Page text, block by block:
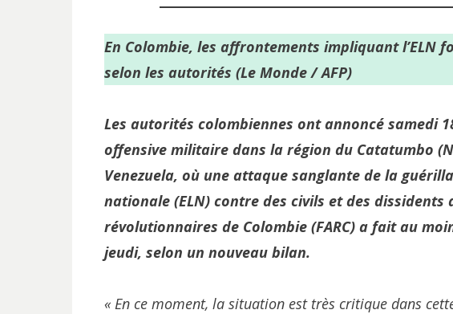
En Colombie, les affrontements impliquant l’ELN
selon les autorités (Le Monde / AFP)
Les autorités colombiennes ont annoncé samedi
offensive militaire dans la région du Catatumbo
Venezuela, où une attaque sanglante de la
nationale (ELN) contre des civils et des dissidents
révolutionnaires de Colombie (FARC) a fait au
jeudi, selon un nouveau bilan.
« En ce moment, la situation est très critique dans